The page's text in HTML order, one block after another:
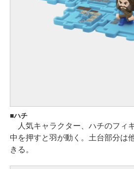
ハチ
人気キャラクター、ハチのフィ
中を押すと羽が動く。土台部分は
きる。